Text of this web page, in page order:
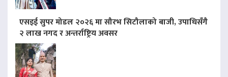
एसइई सुपर मोडल २०२६ मा सौरभ सिटौलाको बाजी, उपाधिसँगै
२ लाख नगद र अन्तर्राष्ट्रिय अवसर